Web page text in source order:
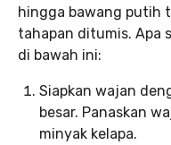
hingga bawang putih
tahapan ditumis. Apa
di bawah ini:
Siapkan wajan
besar. Panaskan
minyak kelapa.